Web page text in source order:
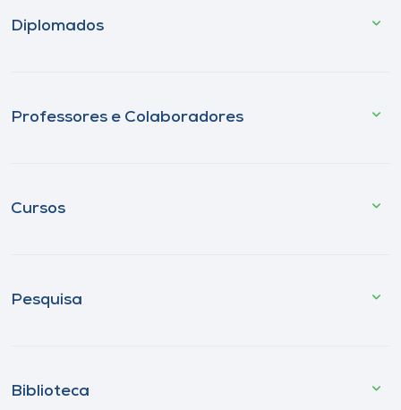
Diplomados
Professores e Colaboradores
Cursos
Pesquisa
Biblioteca